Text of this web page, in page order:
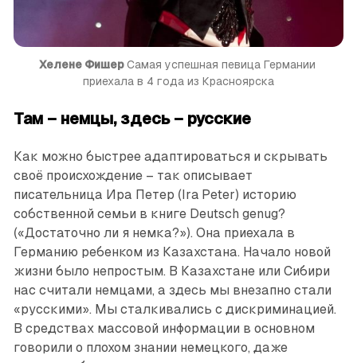
Хелене Фишер Самая успешная певица Германии
приехала в 4 года из Красноярска
Там – немцы, здесь – русские
Как можно быстрее адаптироваться и скрывать
своё происхождение – так описывает
писательница Ира Петер (Ira Peter) историю
собственной семьи в книге Deutsch genug?
(«Достаточно ли я немка?»). Она приехала в
Германию ребенком из Казахстана. Начало новой
жизни было непростым. В Казахстане или Сибири
нас считали немцами, а здесь мы внезапно стали
«русскими». Мы сталкивались с дискриминацией.
В средствах массовой информации в основном
говорили о плохом знании немецкого, даже